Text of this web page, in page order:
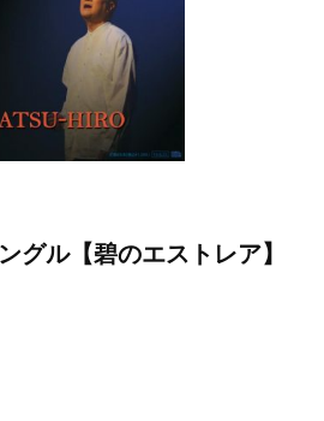
グル【碧のエストレア】